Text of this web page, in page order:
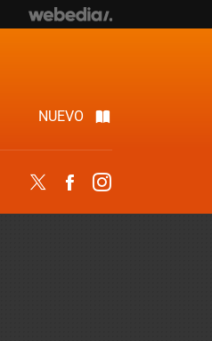
NUEVO
Twitter Facebook